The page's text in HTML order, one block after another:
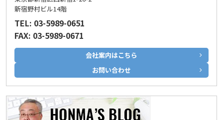
新宿野村ビル14階
TEL: 03-5989-0651
FAX: 03-5989-0671
会社案内はこちら
お問い合わせ